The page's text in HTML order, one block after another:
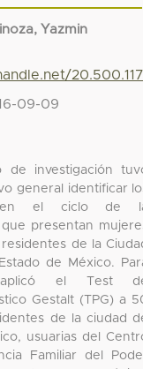
Yazmin
09-09
de investigación
general identificar
en el ciclo de
presentan
de la
de México.
el Test
Gestalt (TPG) a
de la ciudad
usuarias del
Familiar del